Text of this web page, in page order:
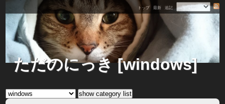
トップ 最新 追記
ただのにっき [windows]